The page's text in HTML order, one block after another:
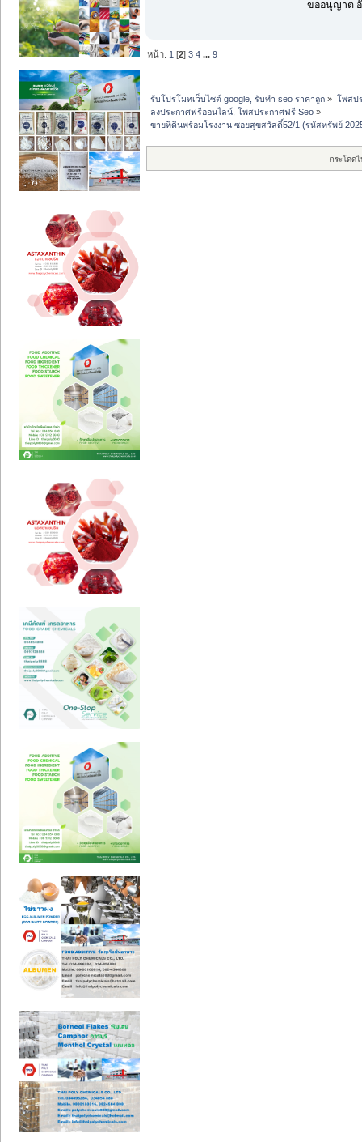
ขออนุญาต
หน้า: 1 [2]3 4 ...9
รับโปรโมทเว็บไซต์ google, รับทำ seo ราคาถูก » โพสป
ลงประกาศฟรีออนไลน์, โพสประกาศฟรี Seo »
ขายที่ดินพร้อมโรงงาน ซอยสุขสวัสดิ์52/1 (รหัสทรัพย์
กระโดด